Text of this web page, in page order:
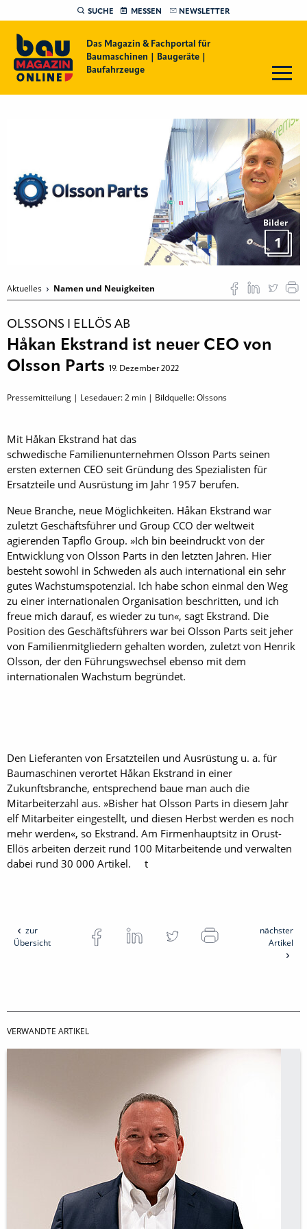
SUCHE MESSEN NEWSLETTER
Das Magazin & Fachportal für
Baumaschinen | Baugeräte |
Baufahrzeuge
Bilder
1
Aktuelles Namen und Neuigkeiten
OLSSONS I ELLÖS AB
Håkan Ekstrand ist neuer CEO von
Olsson Parts 19. Dezember 2022
Pressemitteilung | Lesedauer:2 min | Bildquelle: Olssons
Mit Håkan Ekstrand hat das
schwedische Familienunternehmen Olsson Parts seinen
ersten externen CEO seit Gründung des Spezialisten für
Ersatzteile und Ausrüstung im Jahr 1957 berufen.
Neue Branche, neue Möglichkeiten. Håkan Ekstrand war
zuletzt Geschäftsführer und Group CCO der weltweit
agierenden Tapflo Group. »Ich bin beeindruckt von der
Entwicklung von Olsson Parts in den letzten Jahren. Hier
besteht sowohl in Schweden als auch international ein sehr
gutes Wachstumspotenzial. Ich habe schon einmal den Weg
zu einer internationalen Organisation beschritten, und ich
freue mich darauf, es wieder zu tun«, sagt Ekstrand. Die
Position des Geschäftsführers war bei Olsson Parts seit jeher
von Familienmitgliedern gehalten worden, zuletzt von Henrik
Olsson, der den Führungswechsel ebenso mit dem
internationalen Wachstum begründet.
Den Lieferanten von Ersatzteilen und Ausrüstung u. a. für
Baumaschinen verortet Håkan Ekstrand in einer
Zukunftsbranche, entsprechend baue man auch die
Mitarbeiterzahl aus. »Bisher hat Olsson Parts in diesem Jahr
elf Mitarbeiter eingestellt, und diesen Herbst werden es noch
mehr werden«, so Ekstrand. Am Firmenhauptsitz in Orust-
Ellös arbeiten derzeit rund 100 Mitarbeitende und verwalten
dabei rund 30 000 Artikel. t
zur
Übersicht
nächster
Artikel
VERWANDTE ARTIKEL